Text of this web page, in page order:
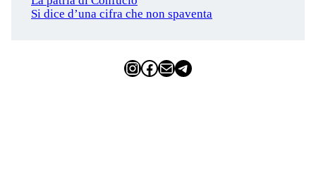
Si dice d’una cifra che non spaventa
InstagramFacebook Email Telegram